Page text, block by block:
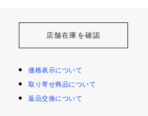
店舗在庫を確認
価格表示について
取り寄せ商品について
返品交換について